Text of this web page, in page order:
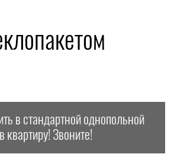
в стандартной однопольной
квартиру! Звоните!